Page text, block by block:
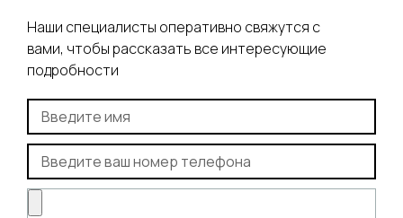
Наши специалисты оперативно свяжутся с
вами, чтобы рассказать все интересующие
подробности